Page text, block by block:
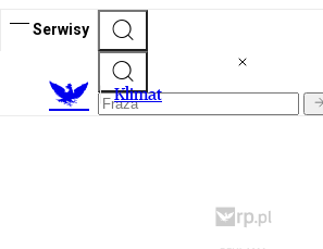
Serwisy
Klimat